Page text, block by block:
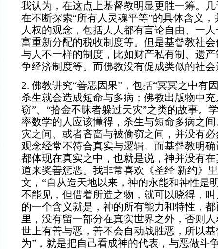
我认为，在这点上基督教明显更胜一筹。
在不断探索“所有人灵魂平等”的具体含义
人权的观念，包括人人都有言论自由、一
富重新分配的税收制度等。但是基督教社
与人不一样的制度，比如财产私有制、遗
争经济制度等。而佛教没有促成类似的社会
2. 佛教讲究“善恶因果”，包括“冥冥之中有
杀生就会造成短命与多病；佛教出版物中
窃”、“拾金不昧者躲过天灾”之类的故事。
率数学的人应该懂得，杀生与短命多病之
灾之间、或者吝啬与被偷窃之间，并没有
观念经常不符合真实与逻辑。而基督教明
都体现在真实之中，也就是说，神并没有
道来奖善惩恶。我非常喜欢《圣经 新约》
文，“自从造天地以来，神的永能和神性是
不能见，但借着所造之物，就可以晓得，
的一个含义就是，神的所有能力和特性，
里，没有留一部分在真实世界之外，否则
世上有善与恶，善不会自动战胜恶，所以
为”，就是把自己看成神的代表，与恶做斗